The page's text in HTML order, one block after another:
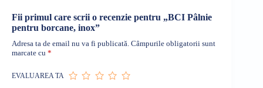
Fii primul care scrii o recenzie pentru „BCI Pâlnie
pentru borcane, inox”
Adresa ta de email nu va fi publicată. Câmpurile obligatorii sunt
marcate cu *
EVALUAREA TA